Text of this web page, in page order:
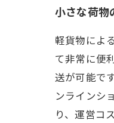
小さな荷物
軽貨物によ
て非常に便
送が可能で
ンラインシ
り、運営コ